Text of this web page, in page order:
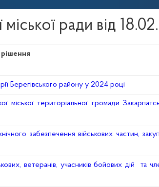
міської ради від
рішення
Берегівського району у 2024 році
міської територіальної громади
забезпечення військових частин,
ветеранів, учасників бойових дій та